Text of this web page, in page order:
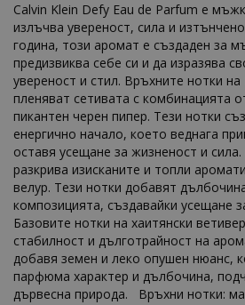
Calvin Klein Defy Eau de Parfum е
излъчва увереност, сила и
година, този аромат е създаден за
предизвиква себе си и да изразява
увереност и стил. Връхните нотки
пленяват сетивата с комбинацията
пикантен черен пипер. Тези нотки
енергично начало, което веднага
оставя усещане за жизненост и
разкрива изисканите и топли
велур. Тези нотки добавят
композицията, създавайки усещане
Базовите нотки на хаитянски
стабилност и дълготрайност на
добавя земен и леко опушен нюанс,
парфюма характер и дълбочина,
дървесна природа. Връхни нотки: